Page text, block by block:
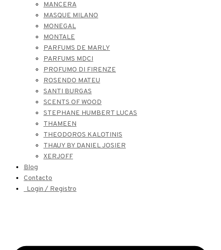
MANCERA
MASQUE MILANO
MONEGAL
MONTALE
PARFUMS DE MARLY
PARFUMS MDCI
PROFUMO DI FIRENZE
ROSENDO MATEU
SANTI BURGAS
SCENTS OF WOOD
STEPHANE HUMBERT LUCAS
THAMEEN
THEODOROS KALOTINIS
THAUY BY DANIEL JOSIER
XERJOFF
Blog
Contacto
Login / Registro